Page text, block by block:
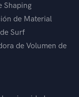
Shaping
de Material
Surf
de Volumen de